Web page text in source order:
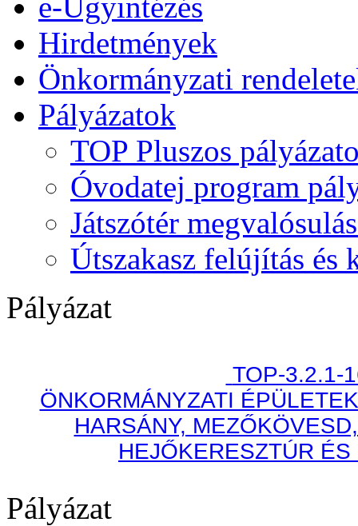
Hirdetmények
Önkormányzati
Pályázatok
TOP Pluszos
Óvodatej program
Játszótér
Útszakasz felújítás és
Pályázat
TOP-3.2.1-
ÖNKORMÁNYZATI
HARSÁNY,
HEJŐKERESZTÚR
Pályázat